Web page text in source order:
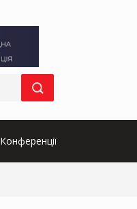
Конференції